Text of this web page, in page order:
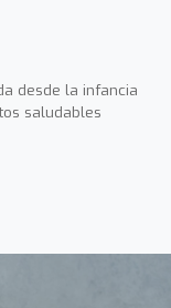
desde la infancia
saludables